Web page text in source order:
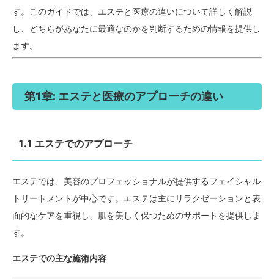
す。このガイドでは、エステと医療の違いについて詳しく解説
し、どちらがあなたに最適なのかを判断するための情報を提供し
ます。
第1章: エステと医療のアプローチの違い
1.1 エステでのアプローチ
エステでは、美容のプロフェッショナルが提供するフェイシャル
トリートメントが中心です。エステは主にリラクゼーションと表
面的なケアを重視し、肌を美しく保つためのサポートを提供しま
す。
エステでの主な施術内容